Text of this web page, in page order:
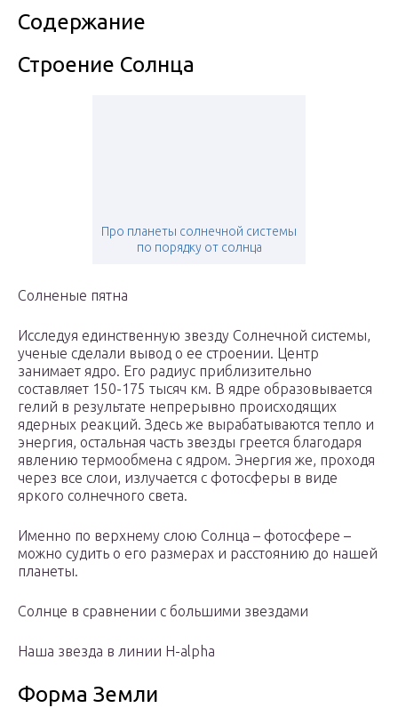
Содержание
Строение Солнца
Про планеты солнечной системы
по порядку от cолнца
Солненые пятна
Исследуя единственную звезду Солнечной системы,
ученые сделали вывод о ее строении. Центр
занимает ядро. Его радиус приблизительно
составляет 150-175 тысяч км. В ядре образовывается
гелий в результате непрерывно происходящих
ядерных реакций. Здесь же вырабатываются тепло и
энергия, остальная часть звезды греется благодаря
явлению термообмена с ядром. Энергия же, проходя
через все слои, излучается с фотосферы в виде
яркого солнечного света.
Именно по верхнему слою Солнца – фотосфере –
можно судить о его размерах и расстоянию до нашей
планеты.
Солнце в сравнении с большими звездами
Наша звезда в линии H-alpha
Форма Земли